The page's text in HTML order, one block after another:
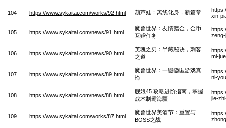
104 https://www.sykaitai.com/works/92.html 葫芦娃：离线化身，新篇章
xin-
105 https://www.sykaitai.com/news/91.html
魔兽世界：友情赠金，金币
互赠任务
106 https://www.sykaitai.com/news/90.html
英魂之刃：半藏秘诀，刺客
之道
mi-
107 https://www.sykaitai.com/news/89.html
魔兽世界：一键隐匿游戏真
谛
ni-
108 https://www.sykaitai.com/news/88.html
舰娘45 攻略进阶指南，掌握
战术制霸海疆
jie-
109 https://www.sykaitai.com/works/87.html
魔兽世界美酒节：重置与
BOSS之战